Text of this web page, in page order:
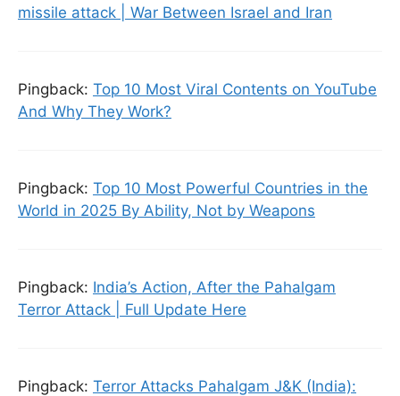
missile attack | War Between Israel and Iran
Pingback: Top 10 Most Viral Contents on YouTube
And Why They Work?
Pingback: Top 10 Most Powerful Countries in the
World in 2025 By Ability, Not by Weapons
Pingback: India’s Action, After the Pahalgam
Terror Attack | Full Update Here
Pingback: Terror Attacks Pahalgam J&K (India):